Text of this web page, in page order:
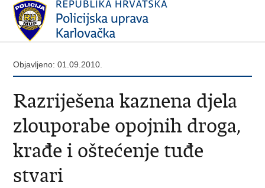
Objavljeno: 01.09.2010.
Razriješena kaznena djela
zlouporabe opojnih droga,
krađe i oštećenje tuđe
stvari